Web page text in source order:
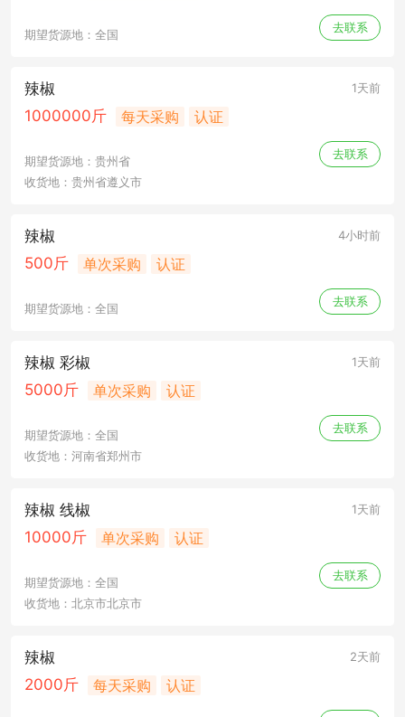
期望货源地：全国
去联系
辣椒 1天前
1000000斤 每天采购 认证
期望货源地：贵州省
去联系
收货地：贵州省遵义市
辣椒 4小时前
500斤 单次采购 认证
期望货源地：全国
去联系
辣椒 彩椒 1天前
5000斤 单次采购 认证
期望货源地：全国
去联系
收货地：河南省郑州市
辣椒 线椒 1天前
10000斤 单次采购 认证
期望货源地：全国
去联系
收货地：北京市北京市
辣椒 2天前
2000斤 每天采购 认证